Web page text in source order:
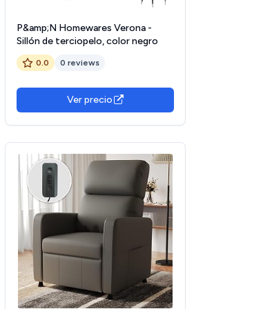
P&amp;N Homewares Verona -
Sillón de terciopelo, color negro
0.0 0 reviews
Ver precio